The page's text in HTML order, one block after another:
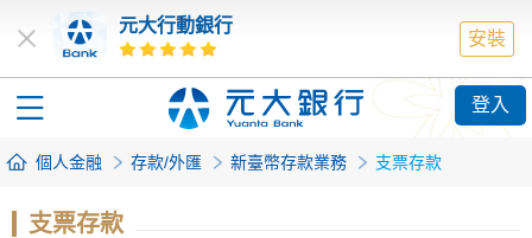
元大行動銀行
安裝
登入
個人金融 存款/外匯 新臺幣存款業務 支票存款
支票存款